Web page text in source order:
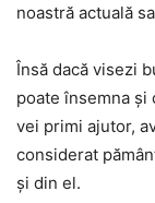
noastră actuală
Însă dacă visezi
poate însemna și
vei primi ajutor,
considerat
și din el.